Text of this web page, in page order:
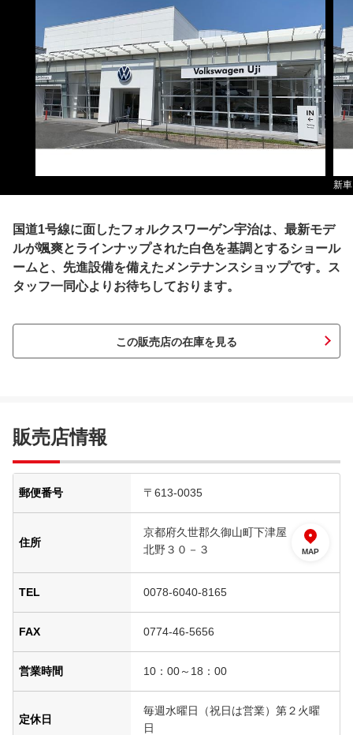
新
国道1号線に面したフォルクスワーゲン宇治は、最新モデ
ルが颯爽とラインナップされた白色を基調とするショール
ームと、先進設備を備えたメンテナンスショップです。ス
タッフ一同心よりお待ちしております。
この販売店の在庫を見る
販売店情報
郵便番号 〒613-0035
住所
京都府久世郡久御山町下津屋
北野３０－３
MAP
TEL 0078-6040-8165
FAX 0774-46-5656
営業時間 10：00～18：00
定休日
毎週水曜日（祝日は営業）第２火曜
日